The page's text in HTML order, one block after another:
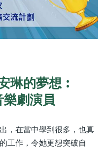
琳的夢想︰
劇演員
，在當中學到很多，也真
工作，令她更想突破自